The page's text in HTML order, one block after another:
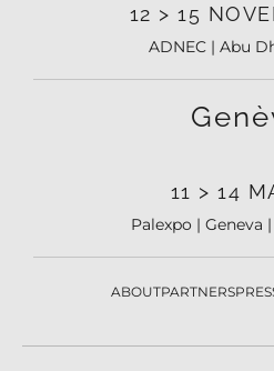
12 > 15
ADNEC | Abu
11 > 14
Palexpo | Geneva
ABOUTPARTNERS